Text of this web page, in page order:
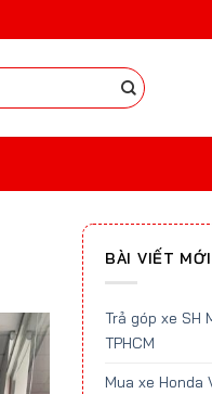
BÀI VIẾT MỚI
Trả góp xe SH
TPHCM
Mua xe